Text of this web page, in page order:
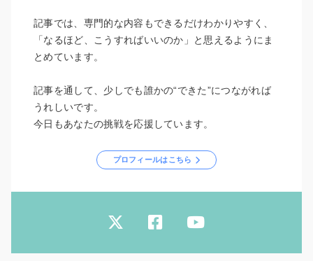
記事では、専門的な内容もできるだけわかりやすく、
「なるほど、こうすればいいのか」と思えるようにま
とめています。
記事を通して、少しでも誰かの“できた”につながれば
うれしいです。
今日もあなたの挑戦を応援しています。
プロフィールはこちら